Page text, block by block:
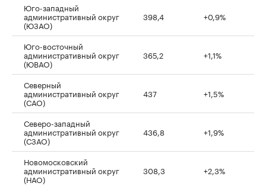
Юго-западный
административный округ
(ЮЗАО)
398,4 +0,9%
Юго-восточный
административный округ
(ЮВАО)
365,2 +1,1%
Северный
административный округ
(САО)
437 +1,5%
Северо-западный
административный округ
(СЗАО)
436,8 +1,9%
Новомосковский
административный округ
(НАО)
308,3 +2,3%